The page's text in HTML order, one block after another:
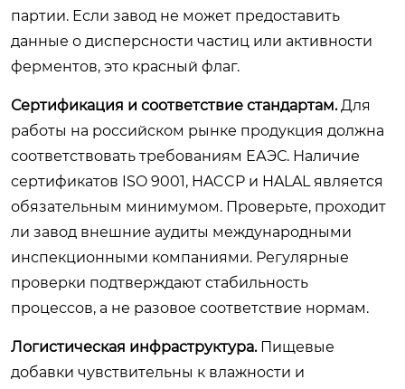
партии. Если завод не может предоставить
данные о дисперсности частиц или активности
ферментов, это красный флаг.
Сертификация и соответствие стандартам.Для
работы на российском рынке продукция должна
соответствовать требованиям ЕАЭС. Наличие
сертификатов ISO 9001, HACCP и HALAL является
обязательным минимумом. Проверьте, проходит
ли завод внешние аудиты международными
инспекционными компаниями. Регулярные
проверки подтверждают стабильность
процессов, а не разовое соответствие нормам.
Логистическая инфраструктура.Пищевые
добавки чувствительны к влажности и